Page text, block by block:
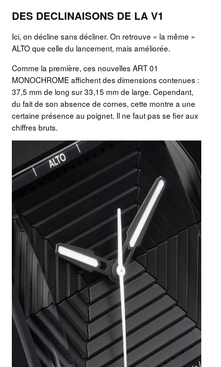
DES DECLINAISONS DE LA V1
Ici, on décline sans décliner. On retrouve « la même »
ALTO que celle du lancement, mais améliorée.
Comme la première, ces nouvelles ART 01
MONOCHROME affichent des dimensions contenues :
37,5 mm de long sur 33,15 mm de large. Cependant,
du fait de son absence de cornes, cette montre a une
certaine présence au poignet. Il ne faut pas se fier aux
chiffres bruts.